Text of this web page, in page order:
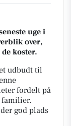
uge i
over,
koster.
udbudt til
fordelt på
god plads